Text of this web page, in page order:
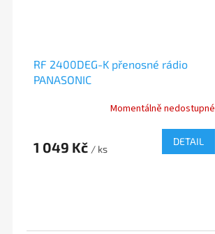
RF 2400DEG-K přenosné rádio
PANASONIC
Momentálně nedostupné
1 049 Kč / ks
DETAIL